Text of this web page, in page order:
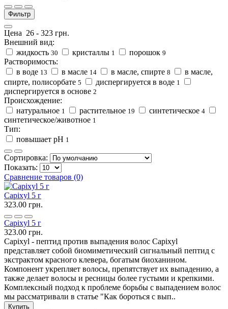
Фильтр
Цена 26 - 323 грн.
Внешний вид:
жидкость 30 кристаллы 1 порошок 9
Растворимость:
в воде 13 в масле 14 в масле, спирте 8
в масле,
спирте, полисорбате 5 диспергируется в воде 1
диспергируется в основе 2
Происхождение:
натуральное 1 растительное 19 синтетическое 4
синтетическое/животное 1
Тип:
повышает рН 1
Сортировка:
Показать:
Сравнение товаров (0)
Capixyl 5 г
323.00 грн.
Capixyl 5 г
323.00 грн.
Capixyl - пептид против выпадения волос Capixyl
представляет собой биомиметический сигнальный пептид с
экстрактом красного клевера, богатым биоханином.
Компонент укрепляет волосы, препятствует их выпадению, а
также делает волосы и ресницы более густыми и крепкими.
Комплексный подход к проблеме борьбы с выпадением волос
мы рассматривали в статье "Как бороться с вып..
Купить